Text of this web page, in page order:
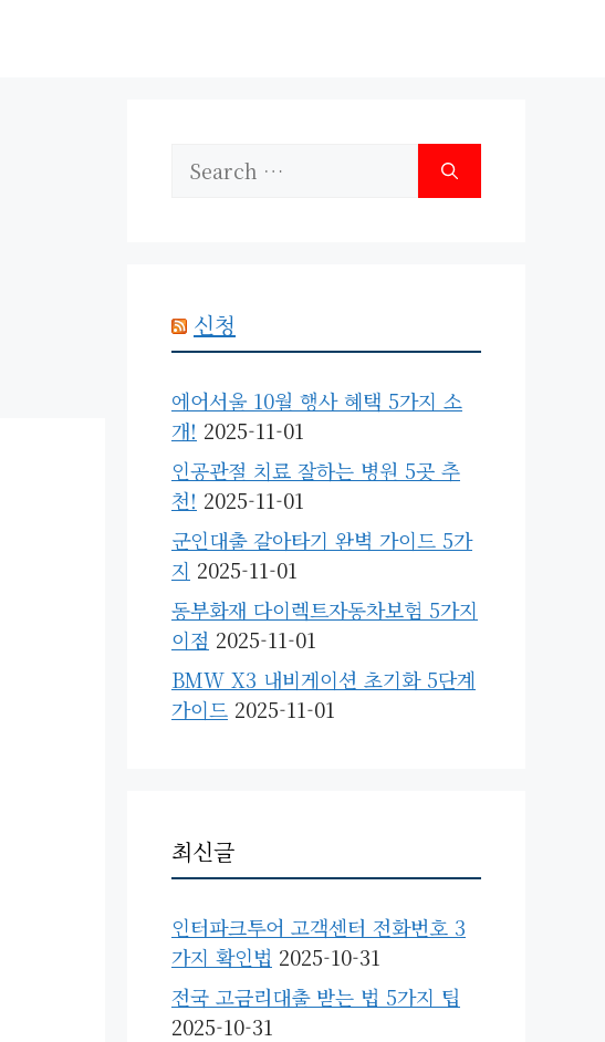
Search
for:
신청
에어서울 10월 행사 혜택 5가지 소
개! 2025-11-01
인공관절 치료 잘하는 병원 5곳 추
천! 2025-11-01
군인대출 갈아타기 완벽 가이드 5가
지 2025-11-01
동부화재 다이렉트자동차보험 5가지
이점 2025-11-01
BMW X3 내비게이션 초기화 5단계
가이드 2025-11-01
최신글
인터파크투어 고객센터 전화번호 3
가지 확인법 2025-10-31
전국 고금리대출 받는 법 5가지 팁
2025-10-31